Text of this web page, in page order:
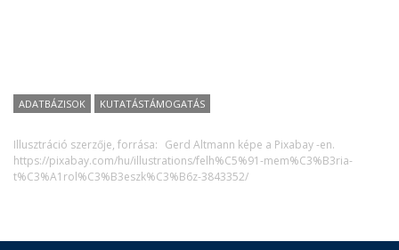
ADATBÁZISOK KUTATÁSTÁMOGATÁS
Illusztráció szerzője, forrása: Gerd Altmann képe a Pixabay -en.
https://pixabay.com/hu/illustrations/felh%C5%91-mem%C3%B3ria-
t%C3%A1rol%C3%B3eszk%C3%B6z-3843352/